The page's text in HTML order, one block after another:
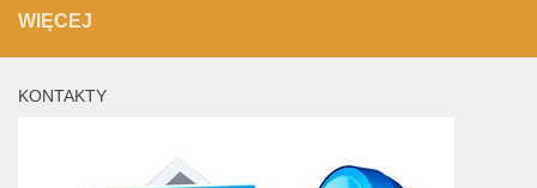
WIĘCEJ
KONTAKTY